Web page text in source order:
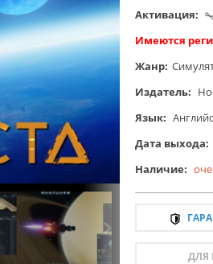
Активация:
Имеются
Жанр:
Издатель:
Язык:
Дата выхода:
Наличие:
ДЛЯ